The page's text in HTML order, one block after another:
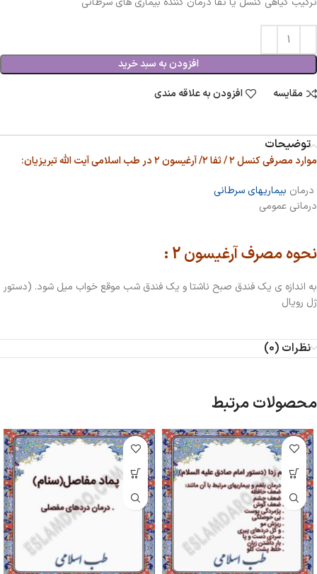
افزودن به سبد خرید
مقایسه
افزودن به علاقه مندی
توضیحات
موارد مصرفی کنسل ۲ / ثفا ۲/ آرغیسون ۲ در طب اسلامی آیت الله تبریزیان:
درمان بیماریهای سرطانی
درمانی عمومی
نحوه مصرف آرغیسون 2 :
به اندازه ی یک فندق صبح ناشتا و یک فندق شب موقع خواب میل شود. (دستور
ژل رویال
نظرات (0)
محصولات مرتبط